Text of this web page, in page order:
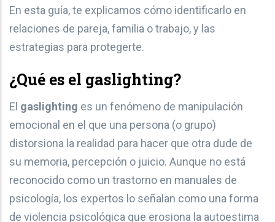
En esta guía, te explicamos cómo identificarlo en
relaciones de pareja, familia o trabajo, y las
estrategias para protegerte.
¿Qué es el gaslighting?
El gaslighting es un fenómeno de manipulación
emocional en el que una persona (o grupo)
distorsiona la realidad para hacer que otra dude de
su memoria, percepción o juicio. Aunque no está
reconocido como un trastorno en manuales de
psicología, los expertos lo señalan como una forma
de violencia psicológica que erosiona la autoestima